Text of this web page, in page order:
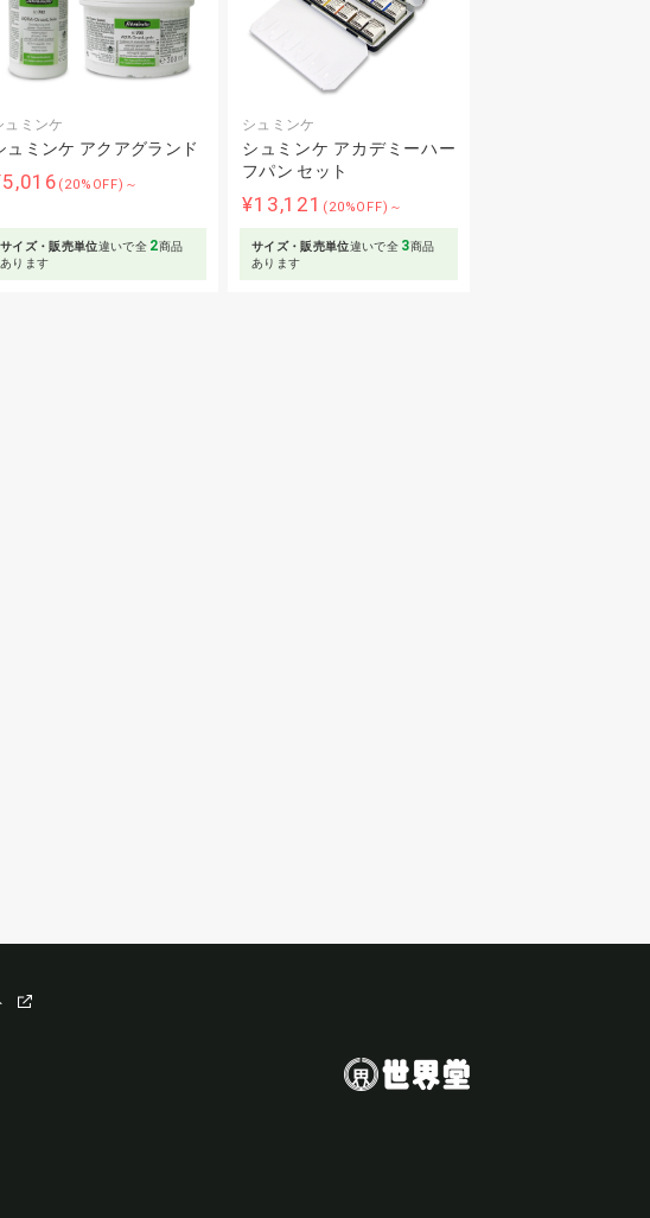
ュミンケ
ュミンケ アクアグランド
(20%OFF)～
サイズ・販売単位違いで全 2商品
あります
シュミンケ
シュミンケ アカデミーハー
フパン セット
¥13,121 (20%OFF)～
サイズ・販売単位違いで全 3商品
あります